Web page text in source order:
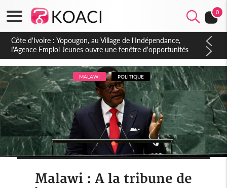
0
Côte d'Ivoire : CHU de Treichville, après la fronde, les agents
contractuels obtiennent un accord avec la direction sur les
arriérés du SMIG 2023
MALAWI POLITIQUE
Malawi : A la tribune de